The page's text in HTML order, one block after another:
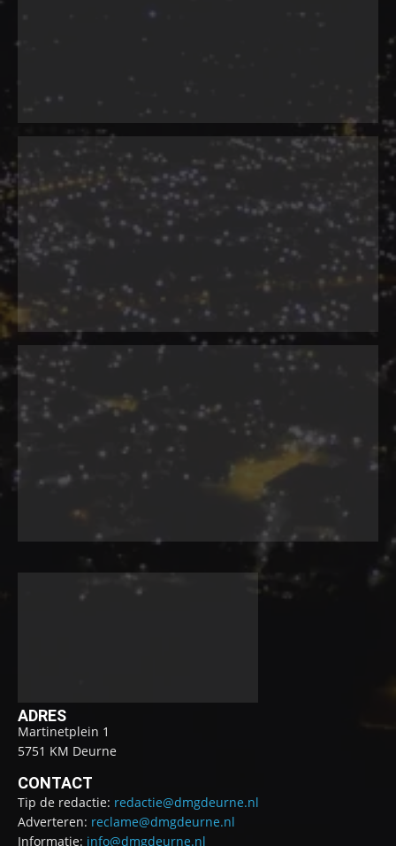
ADRES
Martinetplein 1
5751 KM Deurne
CONTACT
Tip de redactie: redactie@dmgdeurne.nl
Adverteren: reclame@dmgdeurne.nl
Informatie: info@dmgdeurne.nl